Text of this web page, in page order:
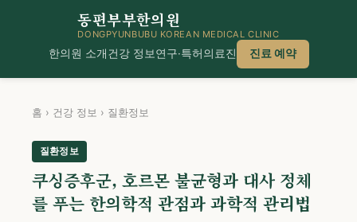
동편부부한의원
DONGPYUNBUBU KOREAN MEDICAL CLINIC
한의원 소개건강 정보연구·특허의료진 진료 예약
홈 › 건강 정보 › 질환정보
질환정보
쿠싱증후군, 호르몬 불균형과 대사 정체
를 푸는 한의학적 관점과 과학적 관리법